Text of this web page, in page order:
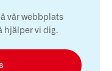
vår webbplats
hjälper vi dig.